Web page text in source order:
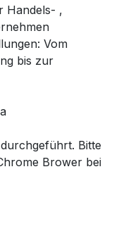
Handels- ,
Vom
bis zur
Bitte
Brower bei